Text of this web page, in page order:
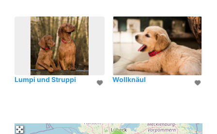
Lumpi und Struppi Wollknäul